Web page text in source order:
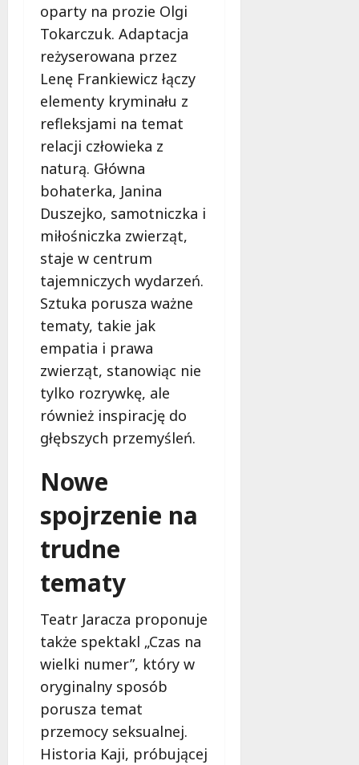
oparty na prozie Olgi
Tokarczuk. Adaptacja
reżyserowana przez
Lenę Frankiewicz łączy
elementy kryminału z
refleksjami na temat
relacji człowieka z
naturą. Główna
bohaterka, Janina
Duszejko, samotniczka i
miłośniczka zwierząt,
staje w centrum
tajemniczych wydarzeń.
Sztuka porusza ważne
tematy, takie jak
empatia i prawa
zwierząt, stanowiąc nie
tylko rozrywkę, ale
również inspirację do
głębszych przemyśleń.
Nowe
spojrzenie na
trudne
tematy
Teatr Jaracza proponuje
także spektakl „Czas na
wielki numer”, który w
oryginalny sposób
porusza temat
przemocy seksualnej.
Historia Kaji, próbującej